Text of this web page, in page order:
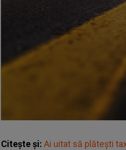
Citește și: Ai uitat să plătești